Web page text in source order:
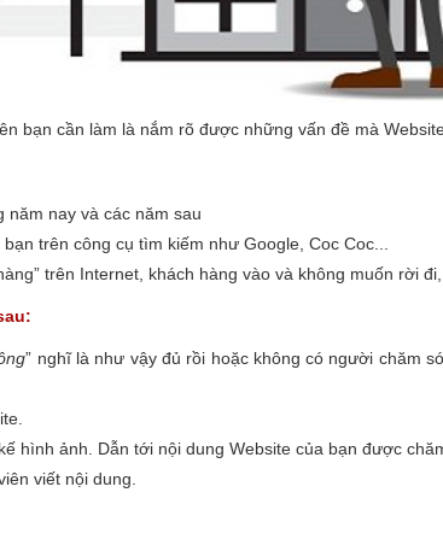
bạn cần làm là nắm rõ được những vấn đề mà
năm nay và các năm sau
trên công cụ tìm kiếm như Google, Coc Coc...
trên Internet, khách hàng vào và không muốn rời
” nghĩ là như vậy đủ rồi hoặc không có người chăm
hình ảnh. Dẫn tới nội dung Website của bạn được
viết nội dung.